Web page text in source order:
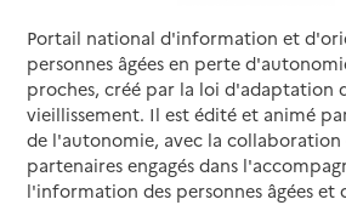
Portail national d'information et
personnes âgées en perte
proches, créé par la loi d'adaptation
vieillissement. Il est édité et animé
de l'autonomie, avec la
partenaires engagés dans
l'information des personnes âgées et